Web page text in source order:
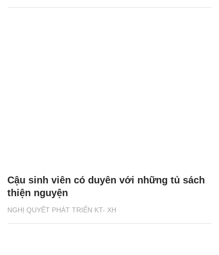
NGHỊ QUYẾT PHÁT TRIỂN KT- XH
Cậu sinh viên có duyên với những tủ sách
thiện nguyện